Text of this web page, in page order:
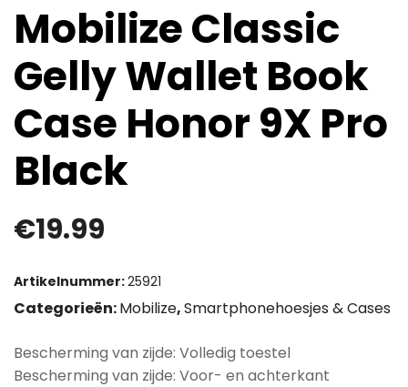
Mobilize Classic
Gelly Wallet Book
Case Honor 9X Pro
Black
€19.99
Artikelnummer:25921
Categorieën:Mobilize,Smartphonehoesjes & Cases
Bescherming van zijde: Volledig toestel
Bescherming van zijde: Voor- en achterkant